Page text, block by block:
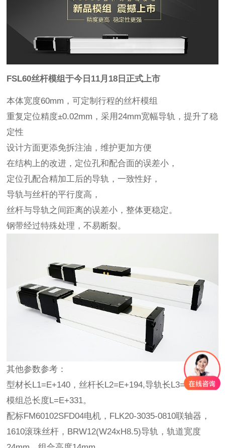
FSL60丝杆模组于今日11月18日正式上市
本体宽度60mm，可定制行程的丝杆模组
重复定位精度±0.02mm，采用24mm宽幅导轨，提升了稳
定性
设计方面更添免拆注油，维护更加方便
在结构上的改进，定位孔和配合面的误差小，
定位孔配合精加工后的导轨，一致性好，
导轨与丝杆的平行度高，
丝杆与导轨之间距离的误差小，整体更稳定。
钢带经过特殊处理，不易断裂。
其他参数参考：
型材长L1=E+140，丝杆长L2=E+194,导轨长L3=E+143，
模组总长度L=E+331。
配标FM60102SFD04电机，FLK20-3035-0810联轴器，
1610滚珠丝杆，BRW12(W24xH8.5)导轨，轨道宽度